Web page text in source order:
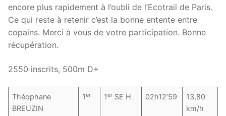
encore plus rapidement à l’oubli de l’Ecotrail de Paris.
Ce qui reste à retenir c’est la bonne entente entre
copains. Merci à vous de votre participation. Bonne
récupération.
2550 inscrits, 500m D+
Théophane
BREUZIN
1er 1er SE H 02h12’59
13,80
km/h